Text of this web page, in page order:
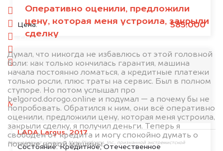
Цена: 585.000
LADA Largus, 2017
Состояние:Кредитное, Отечественное
Оперативно оценили, предложили
цену, которая меня устроила, закрыли
сделку
Думал, что никогда не избавлюсь от этой головной
боли: как только кончилась гарантия, машина
начала постоянно ломаться, а кредитные платежи
только росли, плюс траты на сервис. Был в полном
ступоре. Но потом услышал про
belgorod.dorogo.online и подумал — а почему бы не
попробовать. Обратился к ним, они всё оперативно
оценили, предложили цену, которая меня устроила,
закрыли сделку, я получил деньги. Теперь я
свободен от кредита и могу спокойно думать о
покупке новой машины.
спереди
сзади
слева
салон
2. Отправьте фотографии на номер
+79584983298 по WhatsApp*,
MAX
или на электронную почту
info@dorogo.online
*принадлежит компании Meta Platforms, Inc., признанной экстремистской